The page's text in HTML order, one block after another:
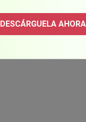
DESCÁRGUELA AHORA